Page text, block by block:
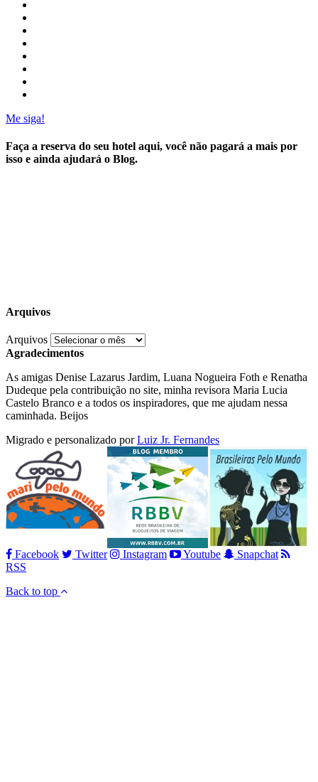
Me siga!
Faça a reserva do seu hotel aqui, você não pagará a mais por
isso e ainda ajudará o Blog.
Arquivos
Arquivos
Agradecimentos
As amigas Denise Lazarus Jardim, Luana Nogueira Foth e Renatha
Dudeque pela contribuição no site, minha revisora Maria Lucia
Castelo Branco e a todos os inspiradores, que me ajudam nessa
caminhada. Beijos
Migrado e personalizado porLuiz Jr. Fernandes
Facebook Twitter Instagram Youtube
Snapchat
RSS
Back to top